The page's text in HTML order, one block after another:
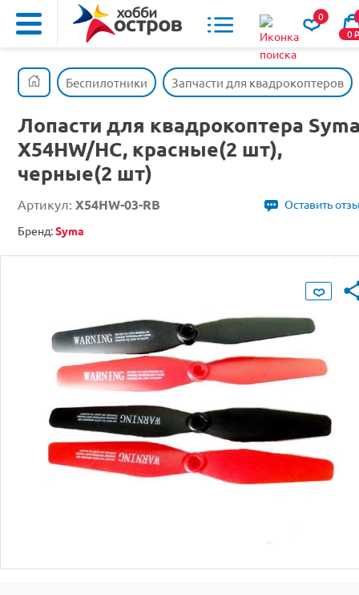
0
0o
Беспилотники Запчасти для квадрокоптеров
Лопасти для квадрокоптера
X54HW/HC, красные(2 шт),
черные(2 шт)
Артикул: X54HW-03-RB
Оставить
Бренд:Syma